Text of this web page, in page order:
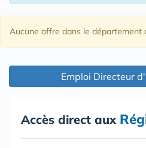
Aucune offre dans le département
Emploi Directeur
Accès direct aux